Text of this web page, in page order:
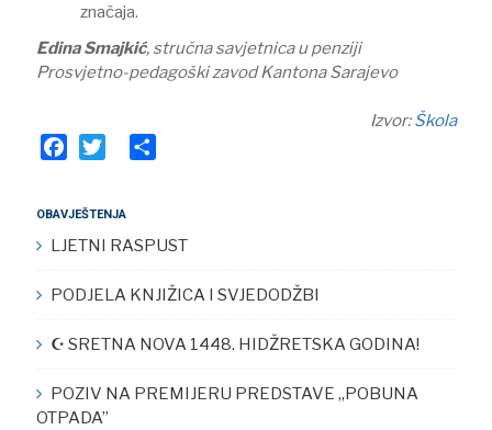
značaja.
Edina Smajkić, stručna savjetnica u penziji
Prosvjetno-pedagoški zavod Kantona Sarajevo
Izvor:Škola
OBAVJEŠTENJA
LJETNI RASPUST
PODJELA KNJIŽICA I SVJEDODŽBI
☪︎ SRETNA NOVA 1448. HIDŽRETSKA GODINA!
POZIV NA PREMIJERU PREDSTAVE „POBUNA
OTPADA”